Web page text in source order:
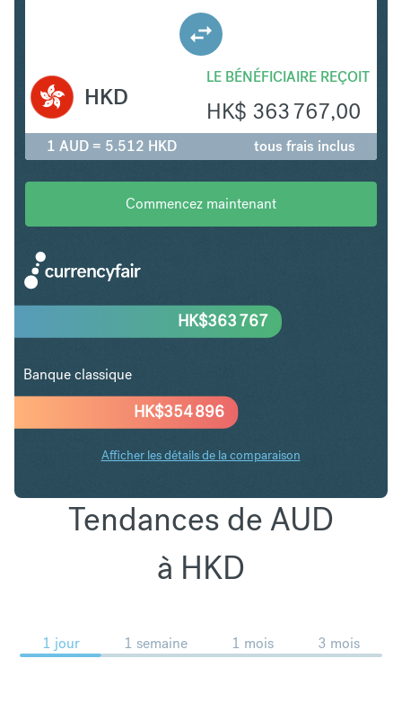
LE BÉNÉFICIAIRE REÇOIT
HK$ 363 767,00
HKD
1 AUD = 5.512 HKD tous frais inclus
Commencez maintenant
HK$354 896
HK$363 767
Banque classique
Afficher les détails de la comparaison
Tendances de AUD
à HKD
1 jour 1 semaine 1 mois 3 mois